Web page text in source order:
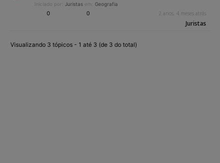
Iniciado por: Juristas em: Geografia
0 0 2 anos, 4 meses atrás
Juristas
Visualizando 3 tópicos - 1 até 3 (de 3 do total)